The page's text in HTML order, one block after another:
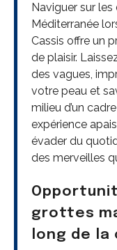
Naviguer sur
Méditerranée
Cassis offre un
de plaisir.
des vagues,
votre peau et
milieu d’un
expérience
évader du
des merveilles
grottes
long de la